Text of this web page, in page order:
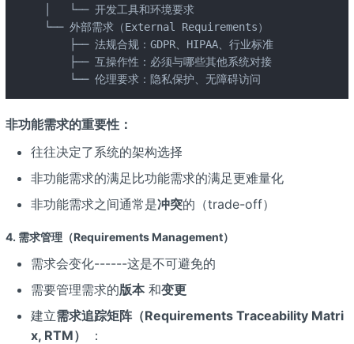
│   └── 开发工具和环境要求
└── 外部需求（External Requirements）
    ├── 法规合规：GDPR、HIPAA、行业标准
    ├── 互操作性：必须与哪些其他系统对接
    └── 伦理要求：隐私保护、无障碍访问
非功能需求的重要性：
往往决定了系统的架构选择
非功能需求的满足比功能需求的满足更难量化
非功能需求之间通常是冲突的（trade-off）
4. 需求管理（Requirements Management）
需求会变化------这是不可避免的
需要管理需求的版本和变更
建立需求追踪矩阵（Requirements Traceability Matri
x, RTM）
：